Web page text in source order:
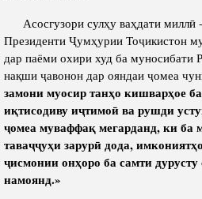
Асосгузори сулҳу ваҳдати миллӣ
Президенти Ҷумҳурии Тоҷикистон
дар паёми охири худ ба муносибати
нақши ҷавонон дар ояндаи ҷомеа
замони муосир танҳо кишварҳоеба
иқтисодивуиҷтимоӣварушди
ҷомеамуваффақмегарданд,киба
таваҷҷуҳизарурӣдода,имкониятҳ
ҷисмониионҳоро басамтидурусту
намоянд.»